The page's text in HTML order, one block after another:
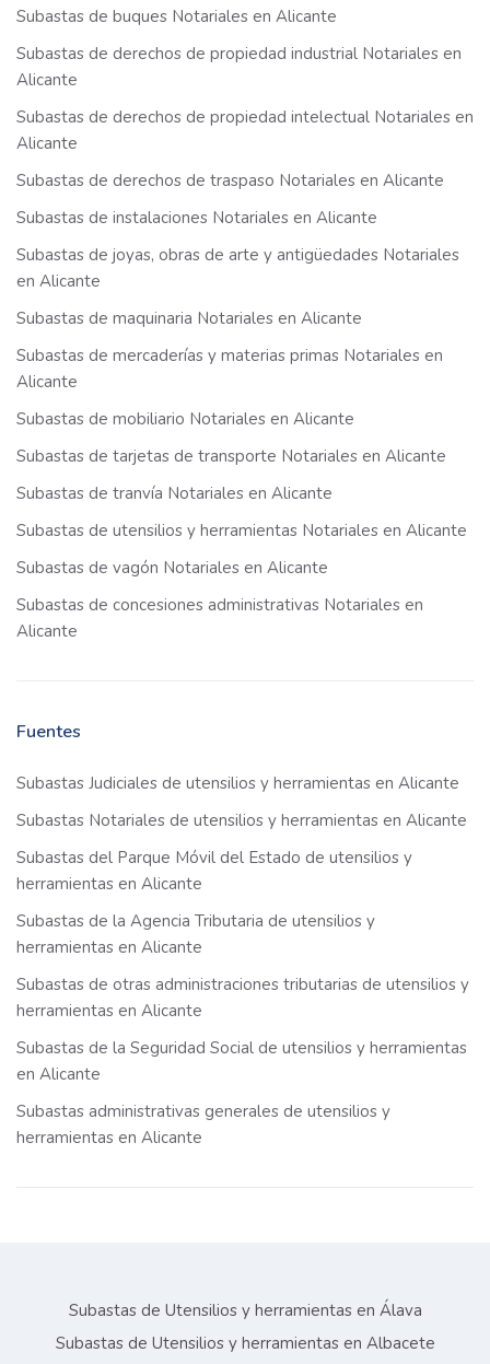
Subastas de buques Notariales en Alicante
Subastas de derechos de propiedad industrial Notariales en
Alicante
Subastas de derechos de propiedad intelectual Notariales en
Alicante
Subastas de derechos de traspaso Notariales en Alicante
Subastas de instalaciones Notariales en Alicante
Subastas de joyas, obras de arte y antigüedades Notariales
en Alicante
Subastas de maquinaria Notariales en Alicante
Subastas de mercaderías y materias primas Notariales en
Alicante
Subastas de mobiliario Notariales en Alicante
Subastas de tarjetas de transporte Notariales en Alicante
Subastas de tranvía Notariales en Alicante
Subastas de utensilios y herramientas Notariales en Alicante
Subastas de vagón Notariales en Alicante
Subastas de concesiones administrativas Notariales en
Alicante
Fuentes
Subastas Judiciales de utensilios y herramientas en Alicante
Subastas Notariales de utensilios y herramientas en Alicante
Subastas del Parque Móvil del Estado de utensilios y
herramientas en Alicante
Subastas de la Agencia Tributaria de utensilios y
herramientas en Alicante
Subastas de otras administraciones tributarias de utensilios y
herramientas en Alicante
Subastas de la Seguridad Social de utensilios y herramientas
en Alicante
Subastas administrativas generales de utensilios y
herramientas en Alicante
Subastas de Utensilios y herramientas en Álava
Subastas de Utensilios y herramientas en Albacete